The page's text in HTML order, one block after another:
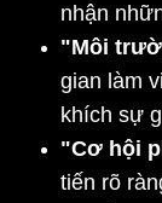
nhận
"Môi
gian làm
khích sự
"Cơ hội
tiến rõ